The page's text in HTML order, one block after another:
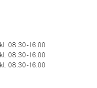
kl. 08.30 - 16.00
kl. 08.30 - 16.00
kl. 08.30 - 16.00